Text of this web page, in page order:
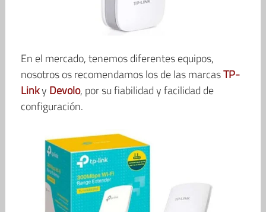
En el mercado, tenemos diferentes equipos,
nosotros os recomendamos los de las marcasTP-
Linky Devolo, por su fiabilidad y facilidad de
configuración.